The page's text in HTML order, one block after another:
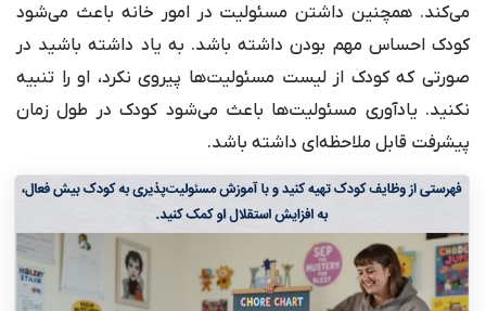
می‌کند. همچنین داشتن مسئولیت در امور خانه باعث می‌شود
کودک احساس مهم بودن داشته باشد. به یاد داشته باشید در
صورتی که کودک از لیست مسئولیت‌ها پیروی نکرد، او را تنبیه
نکنید. یادآوری مسئولیت‌ها باعث می‌شود کودک در طول زمان
پیشرفت قابل ملاحظه‌ای داشته باشد.